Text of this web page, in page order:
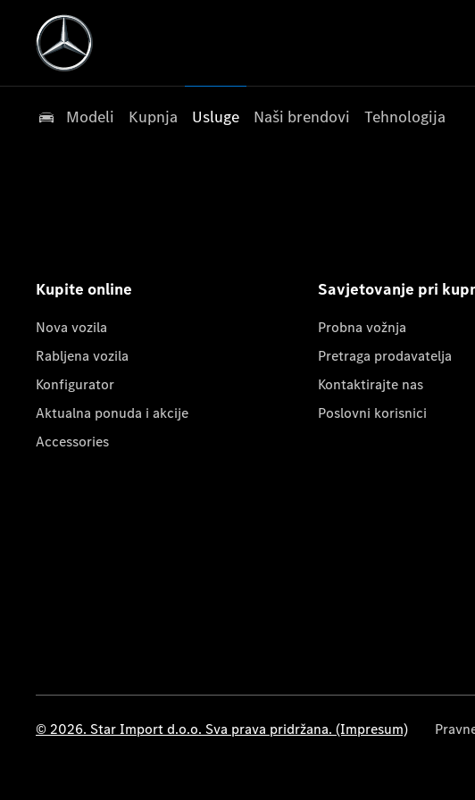
Modeli Kupnja Usluge Naši brendovi Tehnologija
Kupite online
Nova vozila
Rabljena vozila
Konfigurator
Aktualna ponuda i akcije
Accessories
Savjetovanje pri
Probna vožnja
Pretraga prodavatelja
Kontaktirajte nas
Poslovni korisnici
© 2026. Star Import d.o.o. Sva prava pridržana. (Impresum)